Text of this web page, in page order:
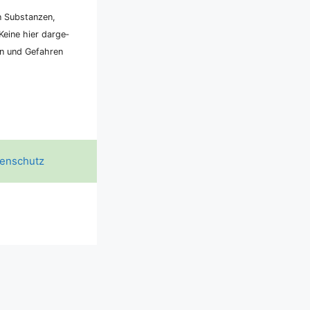
hier dar­ge­
und Gefah­ren